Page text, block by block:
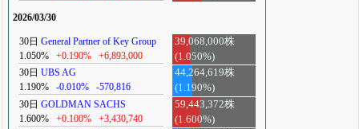
2026/03/30
30日 General Partner of Key Group
1.050%
+0.190% +6,893,000
39,068,000株
(1.050%)
30日 UBS AG
1.190%
-0.010% -570,816
44,264,619株
(1.190%)
30日 GOLDMAN SACHS
1.600%
+0.100% +3,430,740
59,443,372株
(1.600%)